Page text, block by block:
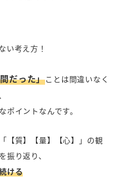
い考え方！
だった」ことは間違いなく
ポイントなんです。
【質】【量】【心】」の観
振り返り、
ける